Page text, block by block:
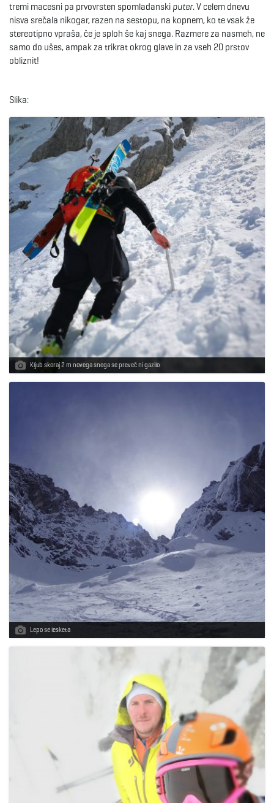
v
g
a
t
o
tremi macesni pa prvovrsten spomladanski puter. V celem dnevu
nisva srečala nikogar, razen na sestopu, na kopnem, ko te vsak že
stereotipno vpraša, če je sploh še kaj snega. Razmere za nasmeh, ne
samo do ušes, ampak za trikrat okrog glave in za vseh 20 prstov
obliznit!
Slika:
Kljub skoraj 2 m novega snega se preveč ni gazilo
Lepo se lesketa